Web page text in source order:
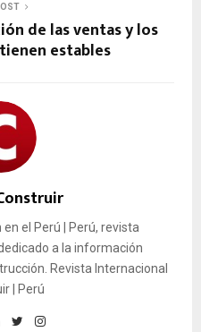
de las ventas y los
estables
el Perú | Perú, revista
a la información
Revista Internacional
| Perú